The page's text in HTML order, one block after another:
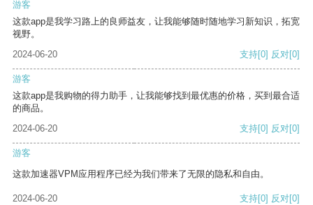
游客
这款app是我学习路上的良师益友，让我能够随时随地学习新知识，拓宽
视野。
2024-06-20
支持[0] 反对[0]
游客
这款app是我购物的得力助手，让我能够找到最优惠的价格，买到最合适
的商品。
2024-06-20
支持[0] 反对[0]
游客
这款加速器VPM应用程序已经为我们带来了无限的隐私和自由。
2024-06-20 支持[0] 反对[0]